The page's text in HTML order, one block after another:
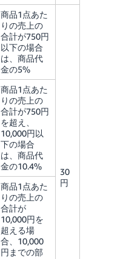
商品1点あた
りの売上の
合計が750円
以下の場合
は、商品代
金の5%
30
円
商品1点あた
りの売上の
合計が750円
を超え、
10,000円以
下の場合
は、商品代
金の10.4%
商品1点あた
りの売上の
合計が
10,000円を
超える場
合、10,000
円までの部